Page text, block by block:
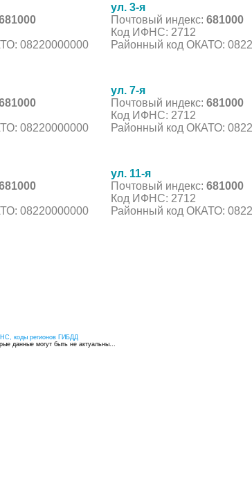
08220000000
ул. 3-я
Почтовый индекс: 681000
Код ИФНС: 2712
Районный код ОКАТО:
08220000000
ул. 7-я
Почтовый индекс: 681000
Код ИФНС: 2712
Районный код ОКАТО:
08220000000
ул. 11-я
Почтовый индекс: 681000
Код ИФНС: 2712
Районный код ОКАТО:
коды регионов ГИБДД
данные могут быть не актуальны...